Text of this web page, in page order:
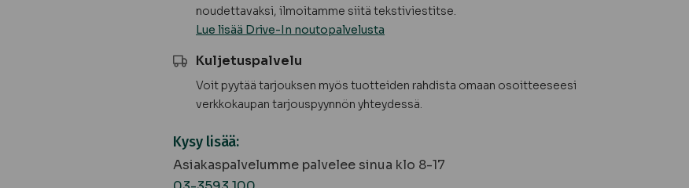
noudettavaksi, ilmoitamme siitä tekstiviestitse.
Lue lisää Drive-In noutopalvelusta
Kuljetuspalvelu
Voit pyytää tarjouksen myös tuotteiden rahdista omaan osoitteeseesi
verkkokaupan tarjouspyynnön yhteydessä.
Kysy lisää:
Asiakaspalvelumme palvelee sinua klo 8-17